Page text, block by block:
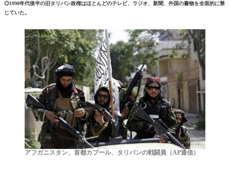
◎1990年代後半の旧タリバン政権はほとんどのテレビ、ラジオ、新聞、外国の書物を全面的に禁
じていた。
アフガニスタン、首都カブール、タリバンの戦闘員（AP通信）